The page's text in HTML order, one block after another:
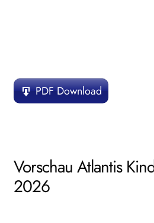
PDF Download
Vorschau Atlantis
2026